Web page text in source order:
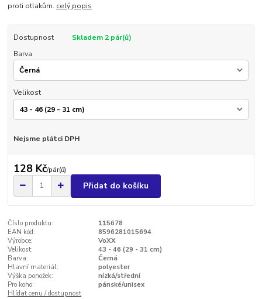
proti otlakům. celý popis
Dostupnost
Skladem 2 pár(ů)
Barva
Velikost
Nejsme plátci DPH
128 Kč/pár(ů)
Přidat do košíku
Číslo produktu:
115678
EAN kód:
8596281015694
Výrobce:
VoXX
Velikost:
43 - 46 (29 - 31 cm)
Barva:
Černá
Hlavní materiál:
polyester
Výška ponožek:
nízká/střední
Pro koho:
pánské/unisex
Hlídat cenu / dostupnost